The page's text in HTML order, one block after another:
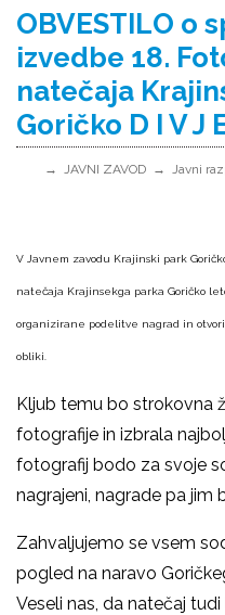
OBVESTILO o
izvedbe 18.
natečaja
Goričko D I V J
JAVNI ZAVOD Javni
V Javnem zavodu Krajinski park
natečaja Krajinsekga parka Goričko
organizirane podelitve nagrad in
obliki.
Kljub temu bo strokovna
fotografije in izbrala
fotografij bodo za svoje
nagrajeni, nagrade pa jim
Zahvaljujemo se vsem
pogled na naravo
Veseli nas, da natečaj